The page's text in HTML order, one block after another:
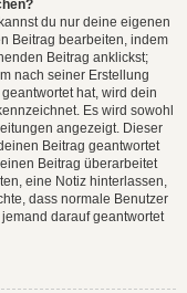
du nur deine eigenen
Beitrag bearbeiten, indem
Beitrag anklickst;
nach seiner Erstellung
hat, wird dein
Es wird sowohl
angezeigt. Dieser
Beitrag geantwortet
Beitrag überarbeitet
eine Notiz hinterlassen,
dass normale Benutzer
darauf geantwortet